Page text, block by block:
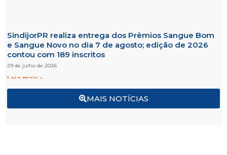
MAIS NOTÍCIAS
SindijorPR realiza entrega dos Prêmios Sangue Bom
e Sangue Novo no dia 7 de agosto; edição de 2026
contou com 189 inscritos
29 de julho de 2026
Leia mais »